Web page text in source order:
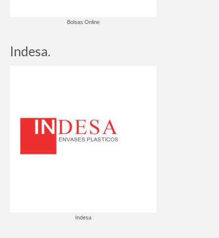
Bolsas Online
Indesa.
Indesa